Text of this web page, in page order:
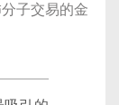
子交易的金